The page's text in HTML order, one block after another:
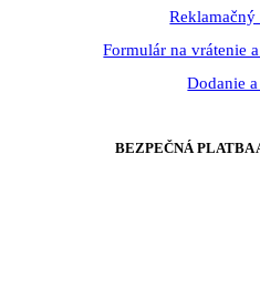
Formulár na vrátenie
Dodanie
BEZPEČNÁ PLATBA